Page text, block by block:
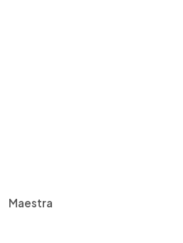
Maestra